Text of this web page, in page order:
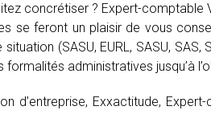
concrétiser ? Expert-
se feront un plaisir de vous
(SASU, EURL, SASU, SAS,
administratives jusqu’à
d’entreprise, Exxactitude,